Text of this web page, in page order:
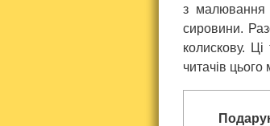
з малювання
сировини.
колискову.
читачів цього